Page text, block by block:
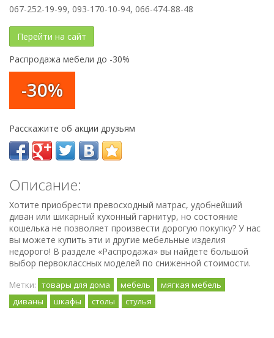
067-252-19-99, 093-170-10-94, 066-474-88-48
Перейти на сайт
Распродажа мебели до -30%
-30%
Расскажите об акции друзьям
Описание:
Хотите приобрести превосходный матрас, удобнейший
диван или шикарный кухонный гарнитур, но состояние
кошелька не позволяет произвести дорогую покупку? У нас
вы можете купить эти и другие мебельные изделия
недорого! В разделе «Распродажа» вы найдете большой
выбор первоклассных моделей по сниженной стоимости.
Метки: товары для дома мебель
мягкая мебель
диваны
шкафы столы стулья